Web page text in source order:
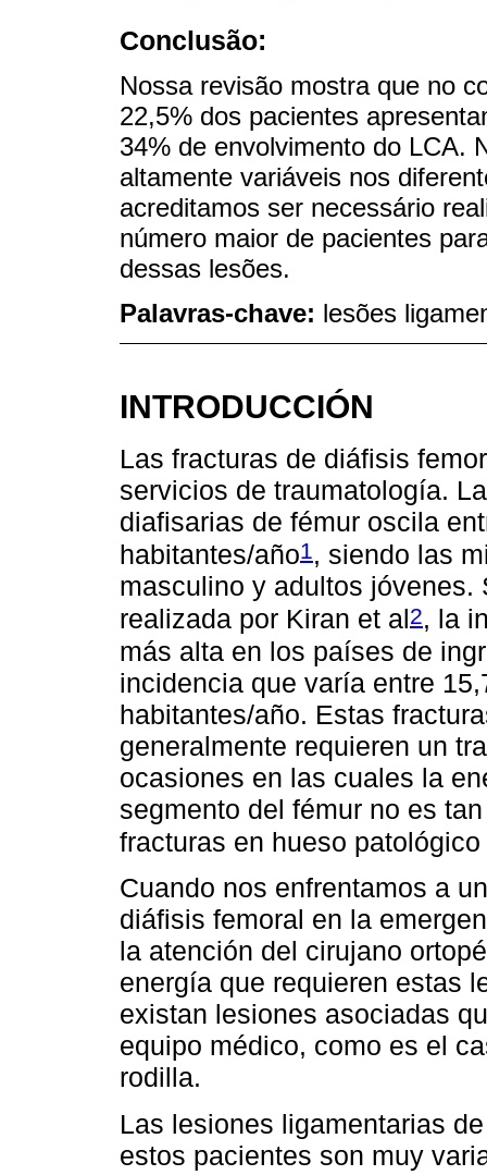
Conclusão:
Nossa revisão mostra que no
22,5% dos pacientes
34% de envolvimento do LCA.
altamente variáveis ​​nos
acreditamos ser necessário
número maior de pacientes
dessas lesões.
Palavras-chave: lesões
INTRODUCCIÓN
Las fracturas de diáfisis
servicios de traumatología.
diafisarias de fémur oscila
habitantes/año1, siendo las
masculino y adultos
realizada por Kiran et al2, la
más alta en los países de
incidencia que varía entre
habitantes/año. Estas
generalmente requieren un
ocasiones en las cuales la
segmento del fémur no es
fracturas en hueso
Cuando nos enfrentamos a
diáfisis femoral en la
la atención del cirujano
energía que requieren estas
existan lesiones asociadas
equipo médico, como es el
rodilla.
Las lesiones ligamentarias
estos pacientes son muy